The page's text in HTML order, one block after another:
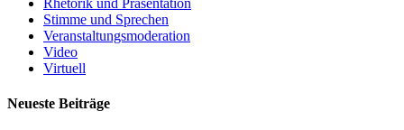
Rhetorik und Präsentation
Stimme und Sprechen
Veranstaltungsmoderation
Video
Virtuell
Neueste Beiträge